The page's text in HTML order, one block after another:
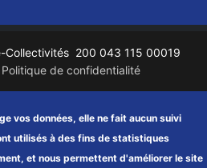
200 043 115 00019
Politique de confidentialité
Accessibilité Plan du site FAQ
vos données, elle ne fait aucun suivi
utilisés à des fins de statistiques
et nous permettent d'améliorer le site